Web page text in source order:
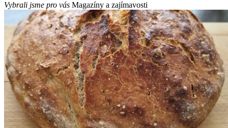
Vybrali jsme pro vás Magazíny a zajímavosti